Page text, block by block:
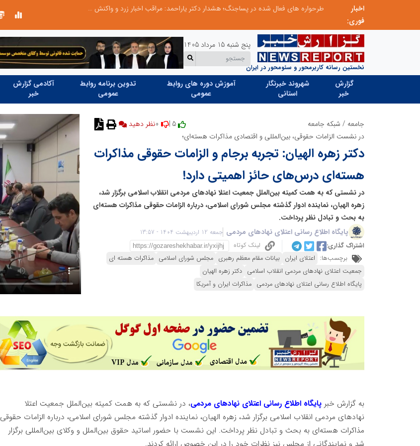
اخبار
فوری:
طرحواره های فعال شده در پساجنگ؛ هشدار دکتر یاراحمد: مراقب اخبار زرد و واکنش های هیجانی باشید
نخستین رسانه کاربرمحور و سئومحور در ایران
پنج شنبه 15 مرداد 1405
گزارش
خبر
شهروند خبرنگار
استانی
آموزش دوره های روابط
عمومی
تدوین برنامه روابط
عمومی
آکادمی گزارش
خبر
جامعه / شبکه جامعه 5 |
در نشست الزامات حقوقی، بین‌المللی و اقتصادی مذاکرات هسته‌ای؛
دکتر زهره الهیان: تجربه برجام و الزامات حقوقی مذاکرات
هسته‌ای درس‌های حائز اهمیتی دارد!
در نشستی که به همت کمیته بین‌الملل جمعیت اعتلا نهادهای مردمی انقلاب اسلامی برگزار شد،
زهره الهیان، نماینده ادوار گذشته مجلس شورای اسلامی، درباره الزامات حقوقی مذاکرات هسته‌ای
به بحث و تبادل نظر پرداخت.
پایگاه اطلاع رسانی اعتلای نهادهای مردمی جمعه 12 اردیبهشت 1404 - 13:57
اشتراک گذاری:
لینک کوتاه
برچسب‌ها: اعتلای ایران بیانات مقام معظم رهبری مجلس شورای اسلامی مذاکرات هسته ای
جمعیت اعتلای نهادهای مردمی انقلاب اسلامی دکتر زهره الهیان
پایگاه اطلاع رسانی اعتلای نهادهای مردمی مذاکرات ایران و آمریکا
به گزارش خبر پایگاه اطلاع رسانی اعتلای نهادهای مردمی، در نشستی که به همت کمیته بین‌الملل جمعیت اعتلا
نهادهای مردمی انقلاب اسلامی برگزار شد، زهره الهیان، نماینده ادوار گذشته مجلس شورای اسلامی، درباره الزامات حقوقی
مذاکرات هسته‌ای به بحث و تبادل نظر پرداخت. این نشست با حضور اساتید حقوق بین‌الملل و وکلای بین‌المللی برگزار